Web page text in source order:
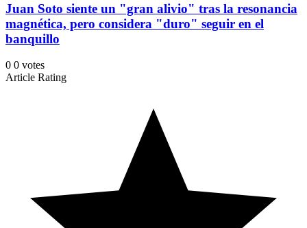
Juan Soto siente un "gran alivio" tras la resonancia
magnética, pero considera "duro" seguir en el
banquillo
0 0 votes
Article Rating